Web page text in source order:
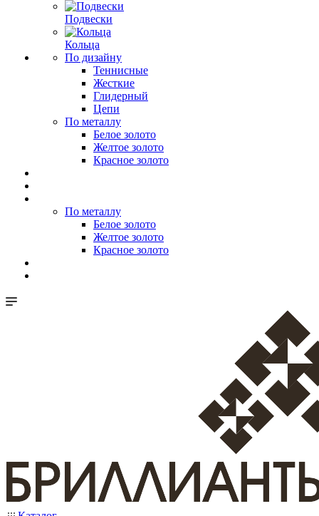
Подвески
Кольца
По дизайну
Теннисные
Жесткие
Глидерный
Цепи
По металлу
Белое золото
Желтое золото
Красное золото
По металлу
Белое золото
Желтое золото
Красное золото